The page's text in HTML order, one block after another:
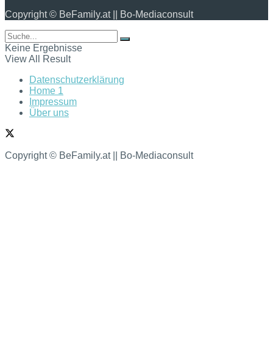
Copyright © BeFamily.at || Bo-Mediaconsult
Keine Ergebnisse
View All Result
Datenschutzerklärung
Home 1
Impressum
Über uns
Copyright © BeFamily.at || Bo-Mediaconsult